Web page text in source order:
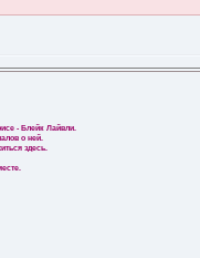
- Блейк Лайвли.
о ней.
здесь.